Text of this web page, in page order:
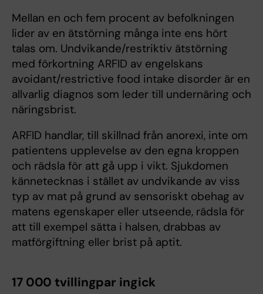
Mellan en och fem procent av befolkningen
lider av en ätstörning många inte ens hört
talas om. Undvikande/restriktiv ätstörning
med förkortning ARFID av engelskans
avoidant/restrictive food intake disorder är en
allvarlig diagnos som leder till undernäring och
näringsbrist.
ARFID handlar, till skillnad från anorexi, inte om
patientens upplevelse av den egna kroppen
och rädsla för att gå upp i vikt. Sjukdomen
kännetecknas i stället av undvikande av viss
typ av mat på grund av sensoriskt obehag av
matens egenskaper eller utseende, rädsla för
att till exempel sätta i halsen, drabbas av
matförgiftning eller brist på aptit.
17 000 tvillingpar ingick